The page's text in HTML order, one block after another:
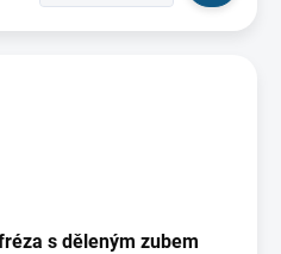
s děleným zubem